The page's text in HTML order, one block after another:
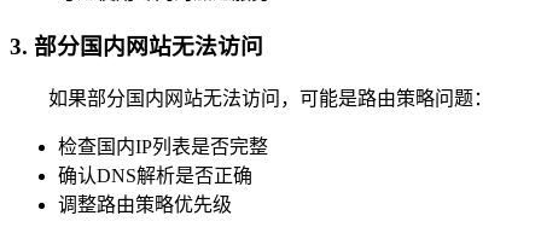
3. 部分国内网站无法访问
如果部分国内网站无法访问，可能是路由策略问题：
检查国内IP列表是否完整
确认DNS解析是否正确
调整路由策略优先级